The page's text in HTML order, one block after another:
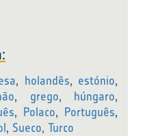
, holandês, estónio,
, grego, húngaro,
, Polaco, Português,
, Sueco, Turco